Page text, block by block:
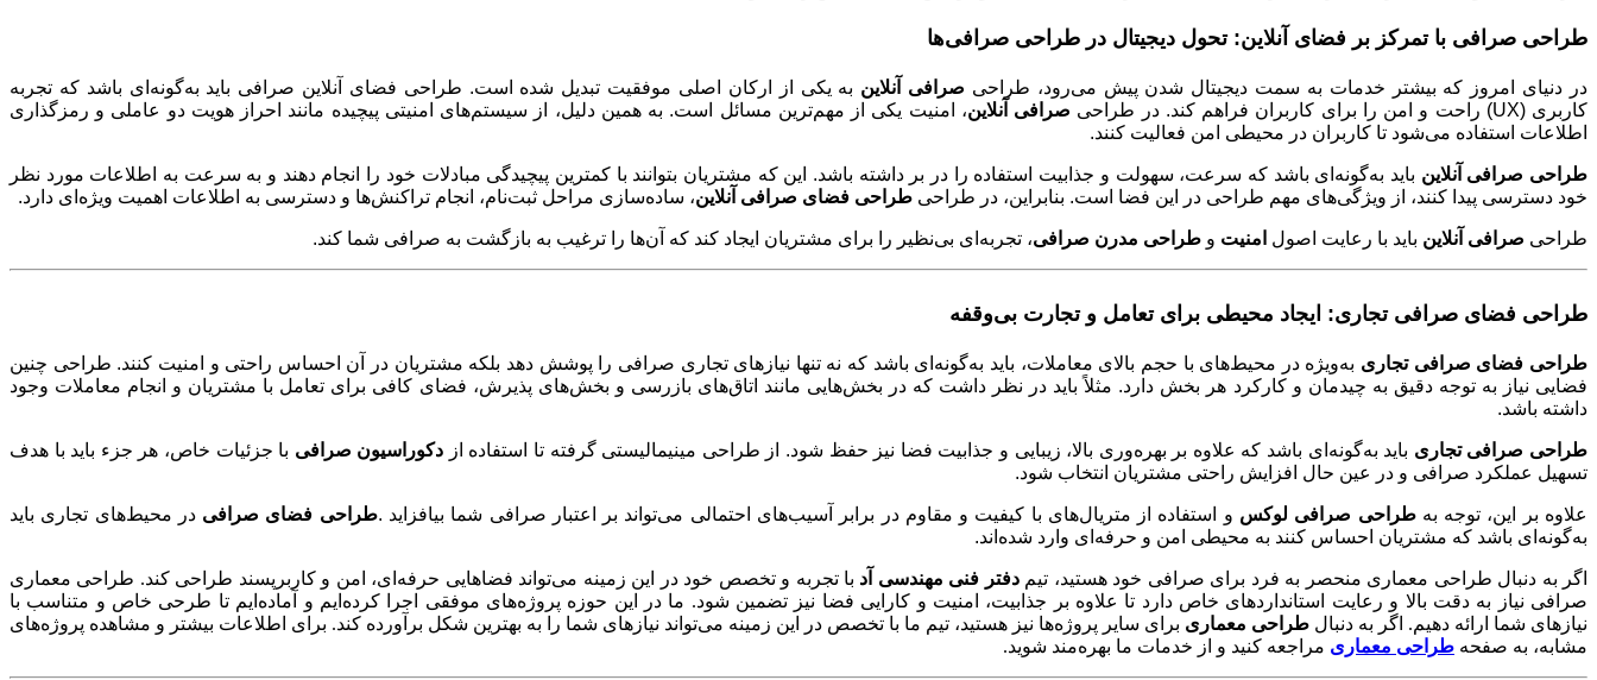
طراحی صرافی با تمرکز بر فضای آنلاین: تحول دیجیتال در طراحی صرافی‌ها
در دنیای امروز که بیشتر خدمات به سمت دیجیتال شدن پیش می‌رود، طراحی صرافی آنلاین به یکی از ارکان اصلی موفقیت تبدیل شده است. طراحی فضای آنلاین صرافی باید به‌گونه‌ای باشد که تجربه
کاربری (UX) راحت و امن را برای کاربران فراهم کند. در طراحی صرافی آنلاین، امنیت یکی از مهم‌ترین مسائل است. به همین دلیل، از سیستم‌های امنیتی پیچیده مانند احراز هویت دو عاملی و رمزگذاری
اطلاعات استفاده می‌شود تا کاربران در محیطی امن فعالیت کنند.
طراحی صرافی آنلاین باید به‌گونه‌ای باشد که سرعت، سهولت و جذابیت استفاده را در بر داشته باشد. این که مشتریان بتوانند با کمترین پیچیدگی مبادلات خود را انجام دهند و به سرعت به اطلاعات مورد نظر
خود دسترسی پیدا کنند، از ویژگی‌های مهم طراحی در این فضا است. بنابراین، در طراحی طراحی فضای صرافی آنلاین، ساده‌سازی مراحل ثبت‌نام، انجام تراکنش‌ها و دسترسی به اطلاعات اهمیت ویژه‌ای دارد.
طراحی صرافی آنلاین باید با رعایت اصول امنیت و طراحی مدرن صرافی، تجربه‌ای بی‌نظیر را برای مشتریان ایجاد کند که آن‌ها را ترغیب به بازگشت به صرافی شما کند.
طراحی فضای صرافی تجاری: ایجاد محیطی برای تعامل و تجارت بی‌وقفه
طراحی فضای صرافی تجاری به‌ویژه در محیط‌های با حجم بالای معاملات، باید به‌گونه‌ای باشد که نه تنها نیازهای تجاری صرافی را پوشش دهد بلکه مشتریان در آن احساس راحتی و امنیت کنند. طراحی چنین
فضایی نیاز به توجه دقیق به چیدمان و کارکرد هر بخش دارد. مثلاً باید در نظر داشت که در بخش‌هایی مانند اتاق‌های بازرسی و بخش‌های پذیرش، فضای کافی برای تعامل با مشتریان و انجام معاملات وجود
داشته باشد.
طراحی صرافی تجاری باید به‌گونه‌ای باشد که علاوه بر بهره‌وری بالا، زیبایی و جذابیت فضا نیز حفظ شود. از طراحی مینیمالیستی گرفته تا استفاده از دکوراسیون صرافی با جزئیات خاص، هر جزء باید با هدف
تسهیل عملکرد صرافی و در عین حال افزایش راحتی مشتریان انتخاب شود.
علاوه بر این، توجه بهطراحی صرافی لوکس و استفاده از متریال‌های با کیفیت و مقاوم در برابر آسیب‌های احتمالی می‌تواند بر اعتبار صرافی شما بیافزاید .طراحی فضای صرافی در محیط‌های تجاری باید
به‌گونه‌ای باشد که مشتریان احساس کنند به محیطی امن و حرفه‌ای وارد شده‌اند.
اگر به دنبال طراحی معماری منحصر به فرد برای صرافی خود هستید، تیمدفتر فنی مهندسی آد با تجربه و تخصص خود در این زمینه می‌تواند فضاهایی حرفه‌ای، امن و کاربرپسند طراحی کند. طراحی معماری
صرافی نیاز به دقت بالا و رعایت استانداردهای خاص دارد تا علاوه بر جذابیت، امنیت و کارایی فضا نیز تضمین شود. ما در این حوزه پروژه‌های موفقی اجرا کرده‌ایم و آماده‌ایم تا طرحی خاص و متناسب با
نیازهای شما ارائه دهیم. اگر به دنبال طراحی معماری برای سایر پروژه‌ها نیز هستید، تیم ما با تخصص در این زمینه می‌تواند نیازهای شما را به بهترین شکل برآورده کند. برای اطلاعات بیشتر و مشاهده پروژه‌های
مشابه، به صفحه طراحی معماری مراجعه کنید و از خدمات ما بهره‌مند شوید.